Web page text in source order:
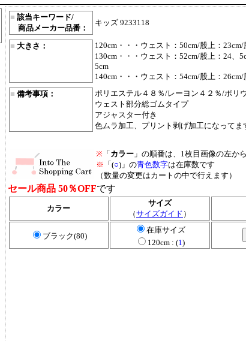
■ 該当キーワード/
商品メーカー品番：
キッズ 9233118
■ 大きさ：
120cm・・・ウェスト：50cm/股上：23cm/
130cm・・・ウェスト：52cm/股上：24、
5cm
140cm・・・ウェスト：54cm/股上：26cm/
■ 備考事項：
ポリエステル４８％/レーヨン４２％/ポリ
ウェスト部分総ゴムタイプ
アジャスター付き
色ムラ加工、プリント剥げ加工になってま
※「 カラー」の順番は、1枚目画像の左か
※ 「(○)」の青色数字は在庫数です
（数量の変更はカートの中で行えます）
セール商品 50％OFFです
カラー
サイズ
（サイズガイド ）
ブラック(80)
在庫サイズ
120cm : (1)